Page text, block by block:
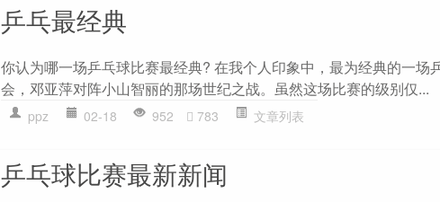
乒乓最经典
你认为哪一场乒乓球比赛最经典? 在我个人印象中，最为经典的一场
会，邓亚萍对阵小山智丽的那场世纪之战。虽然这场比赛的级别仅...
ppz 02-18 952 783 文章列表
乒乓球比赛最新新闻